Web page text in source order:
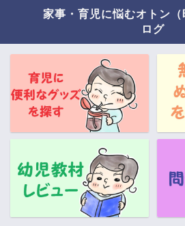
家事・育児に悩むオトン
ログ